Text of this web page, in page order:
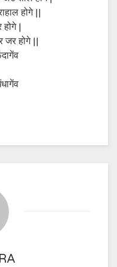
होगे ||
होगे |
जर होगे ||